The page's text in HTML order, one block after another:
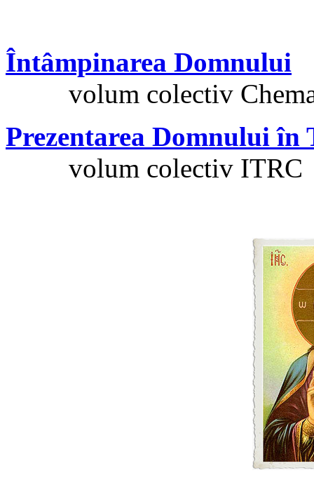
Întâmpinarea Domnului
volum colectiv
Prezentarea Domnului în
volum colectiv ITRC